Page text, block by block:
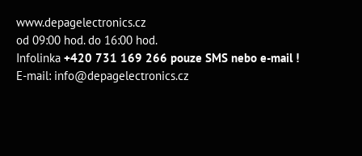
www.depagelectronics.cz
od 09:00 hod. do 16:00 hod.
Infolinka +420 731 169 266 pouze SMS nebo e-mail !
E-mail: info@depagelectronics.cz